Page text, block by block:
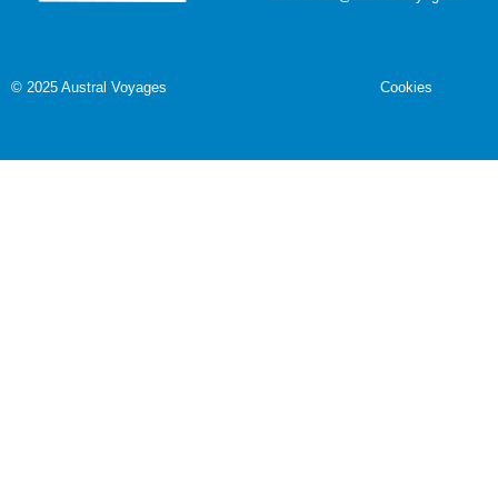
© 2025 Austral Voyages Cookies